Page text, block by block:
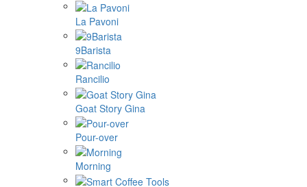
La Pavoni
9Barista
Rancilio
Goat Story Gina
Pour-over
Morning